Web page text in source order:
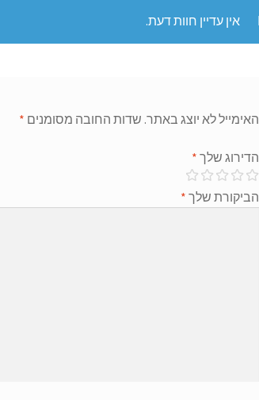
אין עדיין חוות דעת.
האימייל לא יוצג באתר. שדות החובה מסומנים *
הדירוג שלך *
הביקורת שלך *